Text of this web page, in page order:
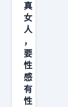
真
女
人
，
要
性
感
有
性